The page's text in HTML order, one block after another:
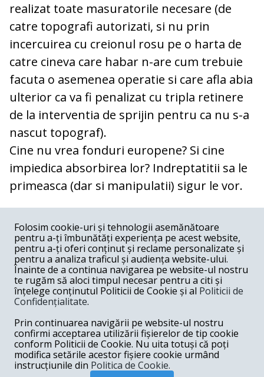
realizat toate masuratorile necesare (de
catre topografi autorizati, si nu prin
incercuirea cu creionul rosu pe o harta de
catre cineva care habar n-are cum trebuie
facuta o asemenea operatie si care afla abia
ulterior ca va fi penalizat cu tripla retinere
de la interventia de sprijin pentru ca nu s-a
nascut topograf).
Cine nu vrea fonduri europene? Si cine
impiedica absorbirea lor? Indreptatitii sa le
primeasca (dar si manipulatii) sigur le vor.
COMENTARII
Nume
Email
Folosim cookie-uri și tehnologii asemănătoare
pentru a-ți îmbunătăți experiența pe acest website,
pentru a-ți oferi conținut și reclame personalizate și
pentru a analiza traficul și audiența website-ului.
Înainte de a continua navigarea pe website-ul nostru
te rugăm să aloci timpul necesar pentru a citi și
înțelege conținutul Politicii de Cookie și al Politicii de
Confidențialitate.
Prin continuarea navigării pe website-ul nostru
confirmi acceptarea utilizării fișierelor de tip cookie
conform Politicii de Cookie. Nu uita totuși că poți
modifica setările acestor fișiere cookie urmând
instrucțiunile din Politica de Cookie.